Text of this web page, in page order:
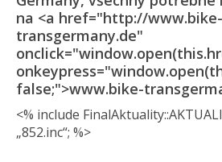
na <a href="http://www.bike-
transgermany.de"
false;">www.bike-
<% include
„852.inc“; %>